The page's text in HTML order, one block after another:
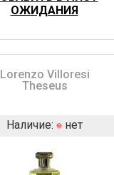
ОЖИДАНИЯ
Lorenzo Villoresi
Theseus
Наличие: нет